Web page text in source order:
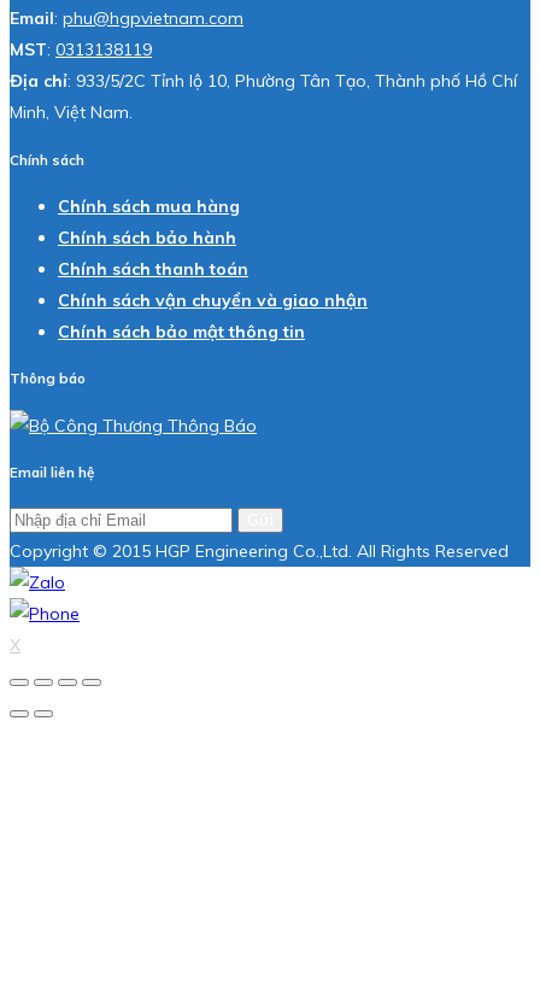
Email: phu@hgpvietnam.com
MST: 0313138119
Địa chỉ: 933/5/2C Tỉnh lộ 10, Phường Tân Tạo, Thành phố Hồ Chí
Minh, Việt Nam.
Chính sách
Chính sách mua hàng
Chính sách bảo hành
Chính sách thanh toán
Chính sách vận chuyển và giao nhận
Chính sách bảo mật thông tin
Thông báo
Email liên hệ
Copyright © 2015 HGP Engineering Co.,Ltd. All Rights Reserved
X